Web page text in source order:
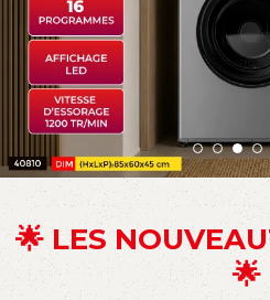
🌟 LES
🌟